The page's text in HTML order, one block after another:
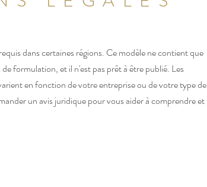
dans certaines régions. Ce modèle ne contient que
formulation, et il n'est pas prêt à être publié. Les
en fonction de votre entreprise ou de votre type de
un avis juridique pour vous aider à comprendre et